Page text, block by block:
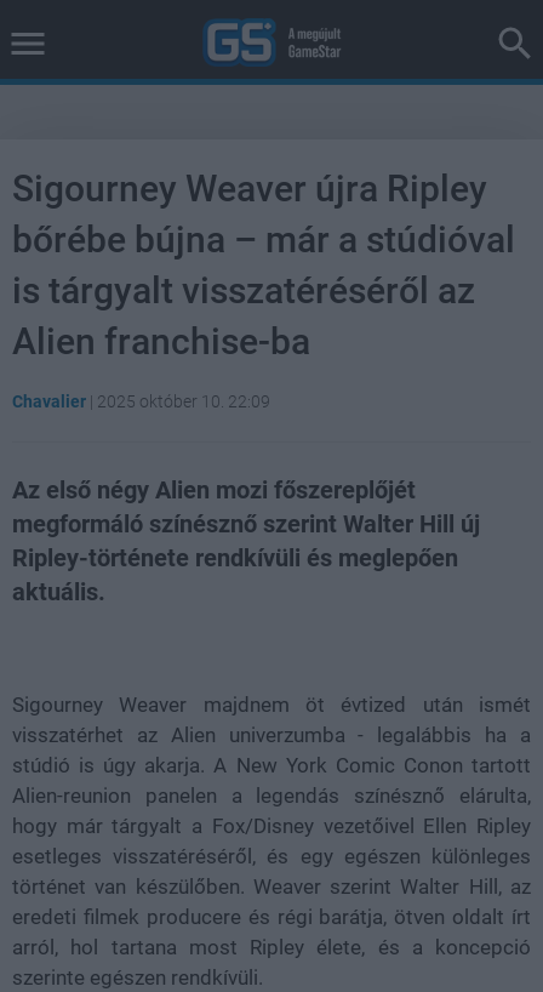
Sigourney Weaver újra Ripley
bőrébe bújna – már a stúdióval
is tárgyalt visszatéréséről az
Alien franchise-ba
Chavalier | 2025 október 10. 22:09
Az első négy Alien mozi főszereplőjét
megformáló színésznő szerint Walter Hill új
Ripley-története rendkívüli és meglepően
aktuális.
Sigourney Weaver majdnem öt évtized után ismét
visszatérhet az Alien univerzumba - legalábbis ha a
stúdió is úgy akarja. A New York Comic Conon tartott
Alien-reunion panelen a legendás színésznő elárulta,
hogy már tárgyalt a Fox/Disney vezetőivel Ellen Ripley
esetleges visszatéréséről, és egy egészen különleges
történet van készülőben. Weaver szerint Walter Hill, az
eredeti filmek producere és régi barátja, ötven oldalt írt
arról, hol tartana most Ripley élete, és a koncepció
szerinte egészen rendkívüli.